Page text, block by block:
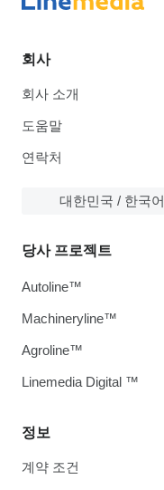
회사
회사 소개
도움말
연락처
대한민국 / 한국어
정보
계약 조건
당사 프로젝트
Autoline™
Machineryline™
Agroline™
Linemedia Digital ™